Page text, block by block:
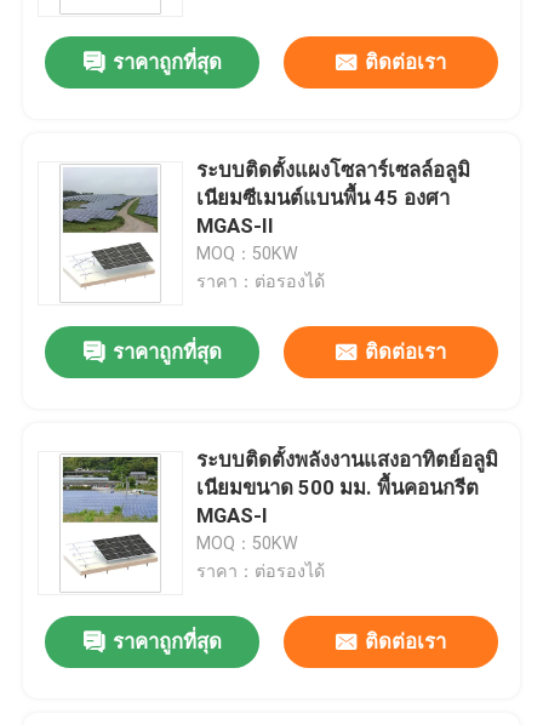
ราคาถูกที่สุด ติดต่อเรา
ระบบติดตั้งแผงโซลาร์เซลล์อลูมิ
เนียมซีเมนต์แบนพื้น 45 องศา
MGAS-II
MOQ：50KW
ราคา：ต่อรองได้
ราคาถูกที่สุด ติดต่อเรา
ระบบติดตั้งพลังงานแสงอาทิตย์อลูมิ
เนียมขนาด 500 มม. พื้นคอนกรีต
MGAS-I
MOQ：50KW
ราคา：ต่อรองได้
ราคาถูกที่สุด ติดต่อเรา